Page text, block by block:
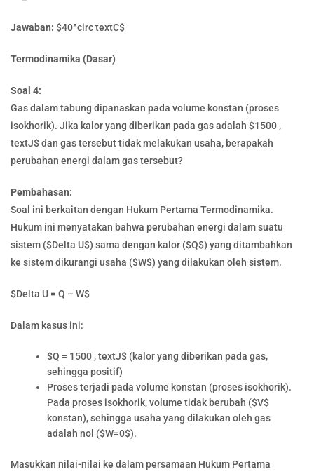
Jawaban: $40^circ textC$
Termodinamika (Dasar)
Soal 4:
Gas dalam tabung dipanaskan pada volume konstan (proses
isokhorik). Jika kalor yang diberikan pada gas adalah $1500 ,
textJ$ dan gas tersebut tidak melakukan usaha, berapakah
perubahan energi dalam gas tersebut?
Pembahasan:
Soal ini berkaitan dengan Hukum Pertama Termodinamika.
Hukum ini menyatakan bahwa perubahan energi dalam suatu
sistem ($Delta U$) sama dengan kalor ($Q$) yang ditambahkan
ke sistem dikurangi usaha ($W$) yang dilakukan oleh sistem.
$Delta U = Q – W$
Dalam kasus ini:
$Q = 1500 , textJ$ (kalor yang diberikan pada gas,
sehingga positif)
Proses terjadi pada volume konstan (proses isokhorik).
Pada proses isokhorik, volume tidak berubah ($V$
konstan), sehingga usaha yang dilakukan oleh gas
adalah nol ($W=0$).
Masukkan nilai-nilai ke dalam persamaan Hukum Pertama